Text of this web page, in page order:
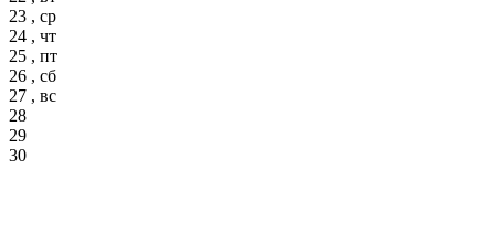
23 , ср
24 , чт
25 , пт
26 , сб
27 , вс
28
29
30